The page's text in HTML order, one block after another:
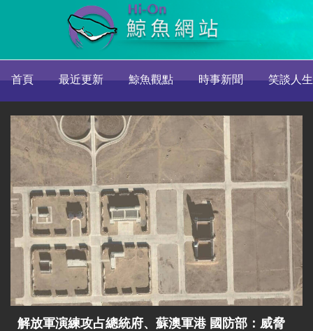
首頁 最近更新 鯨魚觀點 時事新聞 笑談人生
解放軍演練攻占總統府、蘇澳軍港 國防部：威脅